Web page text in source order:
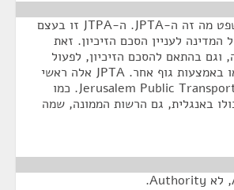
אולי אני אסביר במשפט מה זה ה-JPTA. ה-JTPA זו בעצם
המדינה לעניין הסכם הזיכיון. זאת
וגם בהתאם להסכם הזיכיון, לפעול
באמצעות גוף אחד או באמצעות גוף אחר. JPTA אלה ראשי
תיבות, Jerusalem Public Transport Authority. כמו
באנגלית, גם הרשות הממונה, שמה